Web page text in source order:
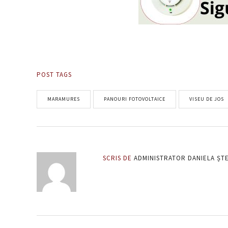
POST TAGS
MARAMURES PANOURI FOTOVOLTAICE VISEU DE JOS
SCRIS DE ADMINISTRATOR DANIELA